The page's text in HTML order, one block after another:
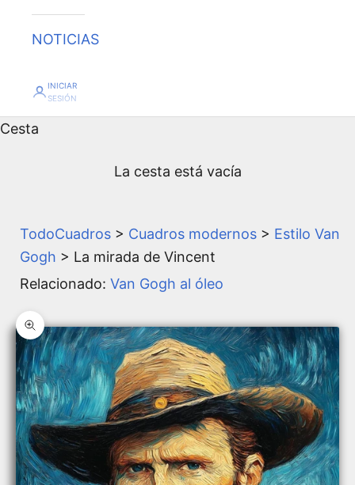
NOTICIAS
INICIAR
SESIÓN
Cesta
La cesta está vacía
TodoCuadros > Cuadros modernos > Estilo Van
Gogh > La mirada de Vincent
Relacionado: Van Gogh al óleo
Zoom